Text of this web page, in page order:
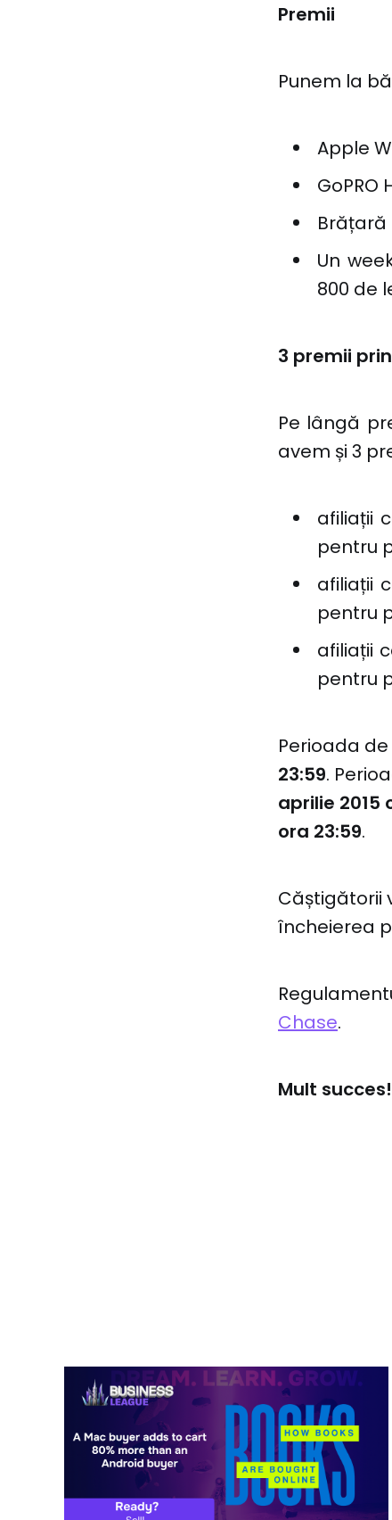
Premii
Punem la
Apple
GoPRO
Brățară
Un
800 de
3 premii
Pe lângă
avem și 3
afiliații
pentru
afiliații
pentru
afiliații
pentru
Perioada
23:59.
aprilie 2015
ora 23:59.
Căștigătorii
încheierea
Chase.
Mult succes!